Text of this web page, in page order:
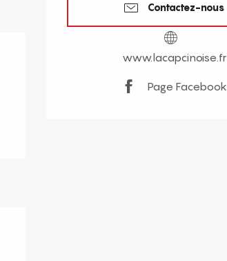
Contactez-nous
www.lacapcinoise.fr
Page Facebook